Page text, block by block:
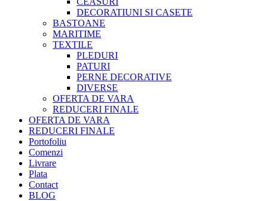
DECORATIUNI SI CASETE
BASTOANE
MARITIME
TEXTILE
PLEDURI
PATURI
PERNE DECORATIVE
DIVERSE
OFERTA DE VARA
REDUCERI FINALE
OFERTA DE VARA
REDUCERI FINALE
Portofoliu
Comenzi
Livrare
Plata
Contact
BLOG